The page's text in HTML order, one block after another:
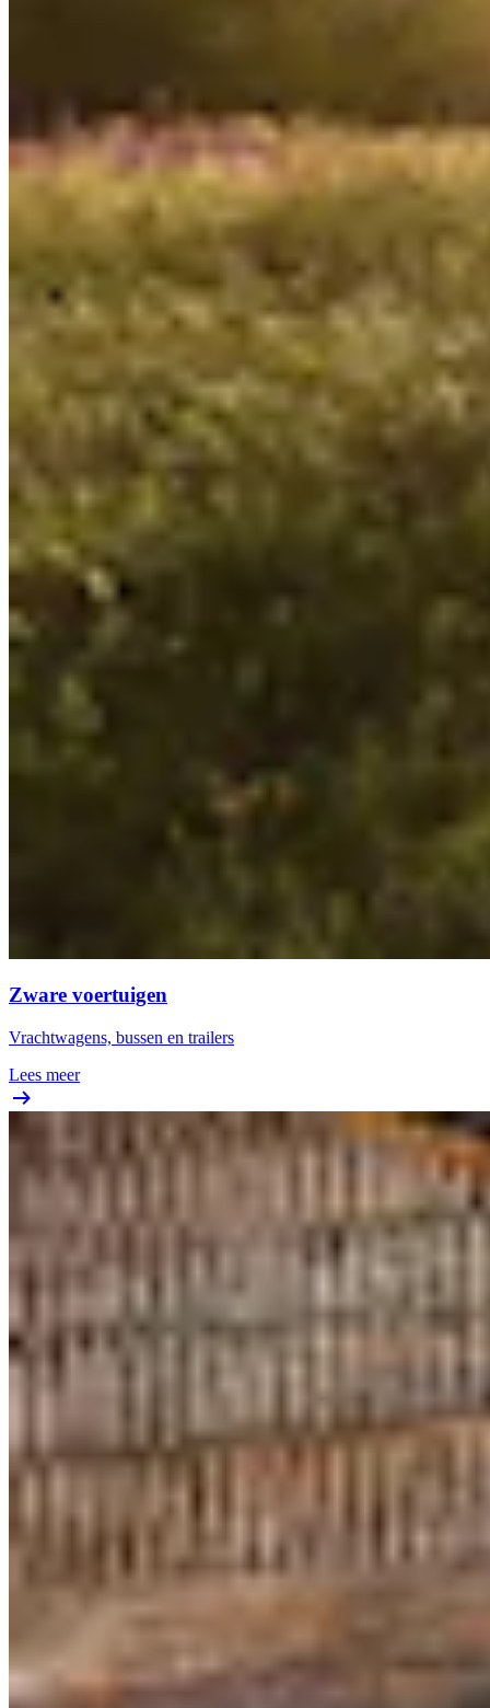
Zware voertuigen
Vrachtwagens, bussen en trailers
Lees meer